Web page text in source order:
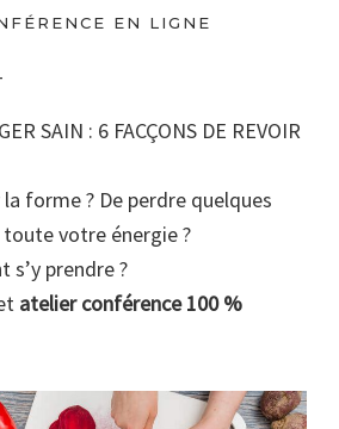
EN LIGNE
SAIN : 6 FACÇONS DE REVOIR
forme ? De perdre quelques
votre énergie ?
s’y prendre ?
atelier conférence 100 %